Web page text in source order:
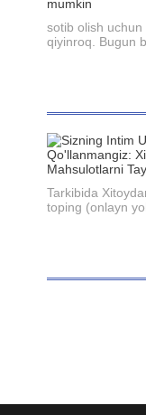
sotib olish
qiyinroq. Bugun
Tarkibida
toping (onlayn